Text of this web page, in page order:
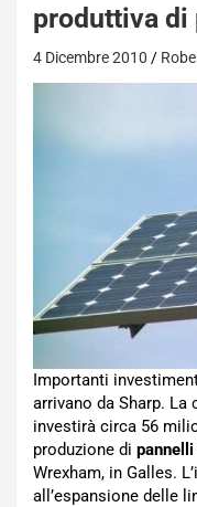
produttiva di
4 Dicembre 2010
Importanti
arrivano da Sharp.
investirà circa 56
produzione di
Wrexham, in Galles.
all’espansione delle